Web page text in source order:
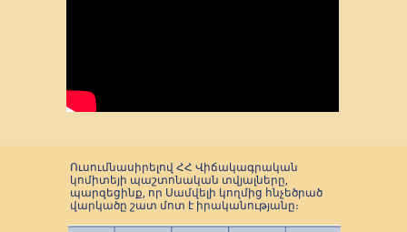
Ուսումնասիրելով ՀՀ Վիճակագրական
կոմիտեյի պաշտոնական տվյալները,
պարզեցինք, որ Սամվելի կողմից հնչեծրած
վարկածը շատ մոտ է իրականությանը։